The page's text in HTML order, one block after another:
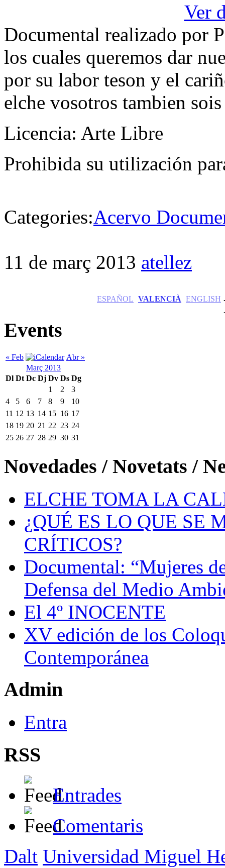
Ver
Documental realizado por
los cuales queremos dar
por su labor teson y el
elche vosotros tambien
Licencia: Arte Libre
Prohibida su utilización
Categories:Acervo
11 de març 2013 atellez
ESPAÑOL VALENCIÀ ENGLISH
Events
« Feb
Abr »
Març 2013
Dl Dt Dc Dj Dv Ds Dg
1
2
3
4
5 6 7 8 9
10
11 12 13 14 15 16 17
18 19 20 21 22 23 24
25 26 27 28 29 30 31
Novedades / Novetats /
ELCHE TOMA LA
¿QUÉ ES LO QUE SE
CRÍTICOS?
Documental: “Mujeres
Defensa del Medio
El 4º INOCENTE
XV edición de los
Contemporánea
Admin
Entra
RSS
Entrades
Comentaris
Dalt Universidad Miguel